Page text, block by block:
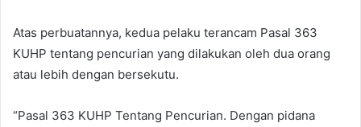
Atas perbuatannya, kedua pelaku terancam Pasal 363
KUHP tentang pencurian yang dilakukan oleh dua orang
atau lebih dengan bersekutu.
“Pasal 363 KUHP Tentang Pencurian. Dengan pidana